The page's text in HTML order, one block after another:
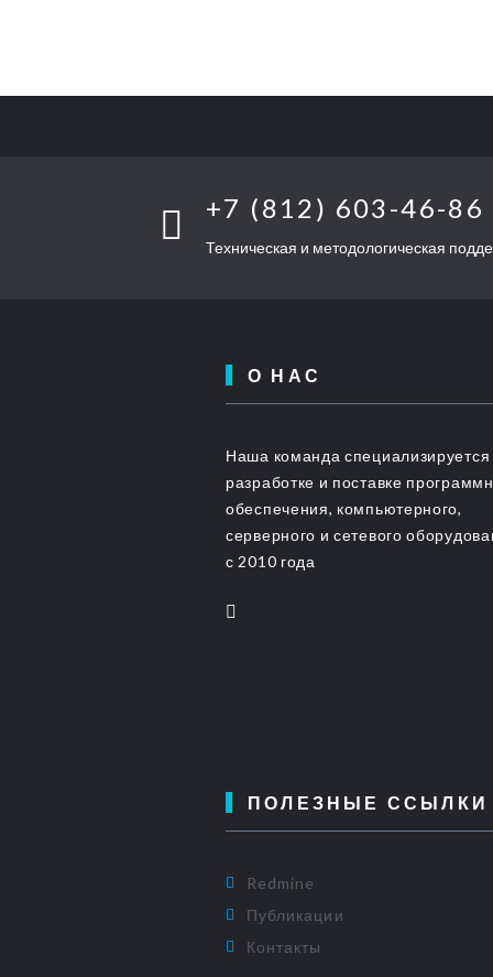
+7 (812) 603-46-86
Техническая и методологическая
О НАС
Наша команда специализируется
разработке и поставке
обеспечения, компьютерного,
серверного и сетевого
с 2010 года
ПОЛЕЗНЫЕ ССЫЛКИ
Redmine
Публикации
Контакты